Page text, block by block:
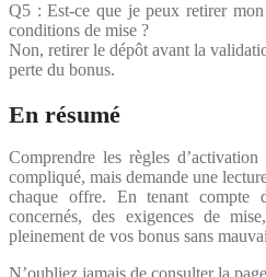
Q5 : Est-ce que je peux retirer
conditions de mise ?
Non, retirer le dépôt avant la
perte du bonus.
En résumé
Comprendre les règles
compliqué, mais demande une
chaque offre. En tenant compte
concernés, des exigences de
pleinement de vos bonus sans
N’oubliez jamais de consulter la